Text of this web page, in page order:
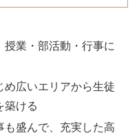
業・部活動・行事に
め広いエリアから生徒
築ける
も盛んで、充実した高